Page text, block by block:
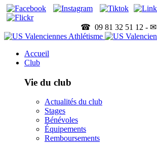
☎ 09 81 32 51 12 - ✉
Accueil
Club
Vie du club
Actualités du club
Stages
Bénévoles
Équipements
Remboursements